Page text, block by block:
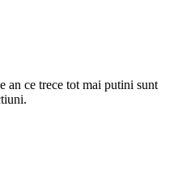
an ce trece tot mai putini sunt